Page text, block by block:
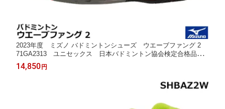
2023年度 ミズノ バドミントンシューズ ウエーブファング 2
71GA2313 ユニセックス 日本バドミントン協会検定合格品
男女兼用
14,850円